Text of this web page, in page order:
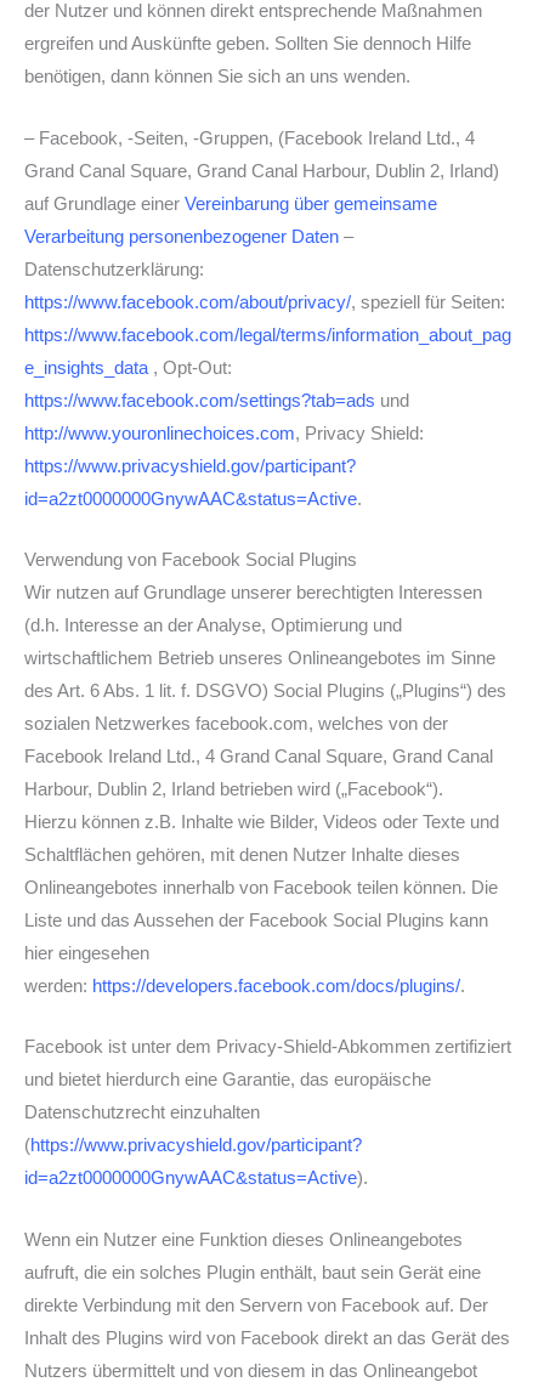
der Nutzer und können direkt entsprechende Maßnahmen
ergreifen und Auskünfte geben. Sollten Sie dennoch Hilfe
benötigen, dann können Sie sich an uns wenden.
– Facebook, -Seiten, -Gruppen, (Facebook Ireland Ltd., 4
Grand Canal Square, Grand Canal Harbour, Dublin 2, Irland)
auf Grundlage einer Vereinbarung über gemeinsame
Verarbeitung personenbezogener Daten –
Datenschutzerklärung:
https://www.facebook.com/about/privacy/, speziell für Seiten:
https://www.facebook.com/legal/terms/information_about_pag
e_insights_data , Opt-Out:
https://www.facebook.com/settings?tab=ads und
http://www.youronlinechoices.com, Privacy Shield:
https://www.privacyshield.gov/participant?
id=a2zt0000000GnywAAC&status=Active.
Verwendung von Facebook Social Plugins
Wir nutzen auf Grundlage unserer berechtigten Interessen
(d.h. Interesse an der Analyse, Optimierung und
wirtschaftlichem Betrieb unseres Onlineangebotes im Sinne
des Art. 6 Abs. 1 lit. f. DSGVO) Social Plugins („Plugins“) des
sozialen Netzwerkes facebook.com, welches von der
Facebook Ireland Ltd., 4 Grand Canal Square, Grand Canal
Harbour, Dublin 2, Irland betrieben wird („Facebook“).
Hierzu können z.B. Inhalte wie Bilder, Videos oder Texte und
Schaltflächen gehören, mit denen Nutzer Inhalte dieses
Onlineangebotes innerhalb von Facebook teilen können. Die
Liste und das Aussehen der Facebook Social Plugins kann
hier eingesehen
werden: https://developers.facebook.com/docs/plugins/.
Facebook ist unter dem Privacy-Shield-Abkommen zertifiziert
und bietet hierdurch eine Garantie, das europäische
Datenschutzrecht einzuhalten
(https://www.privacyshield.gov/participant?
id=a2zt0000000GnywAAC&status=Active).
Wenn ein Nutzer eine Funktion dieses Onlineangebotes
aufruft, die ein solches Plugin enthält, baut sein Gerät eine
direkte Verbindung mit den Servern von Facebook auf. Der
Inhalt des Plugins wird von Facebook direkt an das Gerät des
Nutzers übermittelt und von diesem in das Onlineangebot